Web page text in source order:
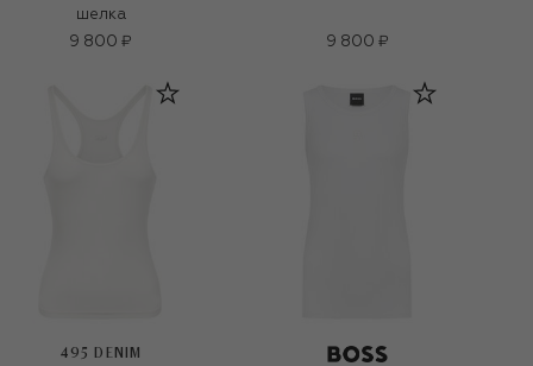
шелка
9 800 ₽
9 800 ₽
495 DENIM